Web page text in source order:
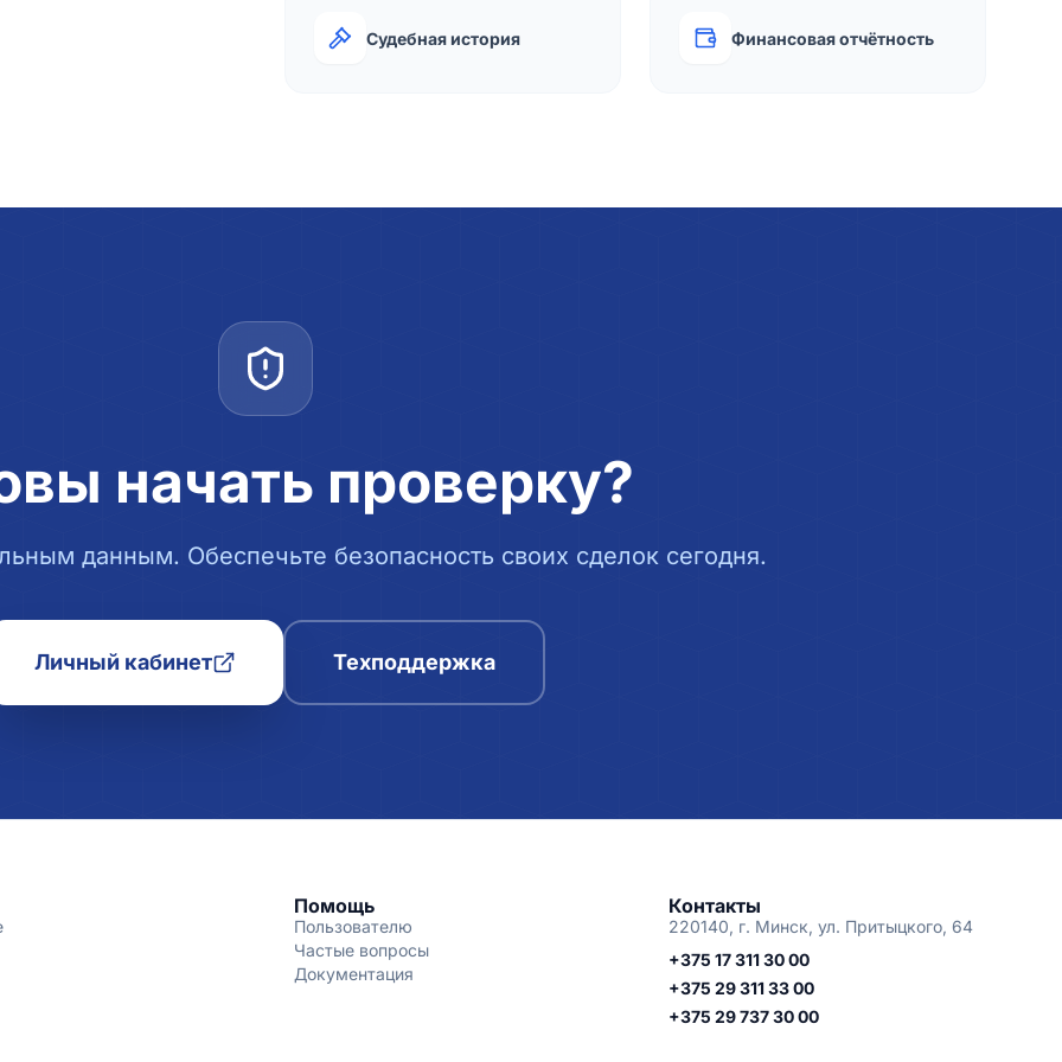
Судебная история Финансовая отчётность
начать проверку?
данным. Обеспечьте безопасность своих сделок сегодня.
Личный кабинет Техподдержка
Помощь
Пользователю
Частые вопросы
Документация
Контакты
220140, г. Минск, ул. Притыцкого, 64
+375 17 311 30 00
+375 29 311 33 00
+375 29 737 30 00